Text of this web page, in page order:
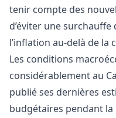
tenir compte des
d’éviter une surchauffe
l’inflation au-delà de la
Les conditions
considérablement au
publié ses dernières
budgétaires pendant